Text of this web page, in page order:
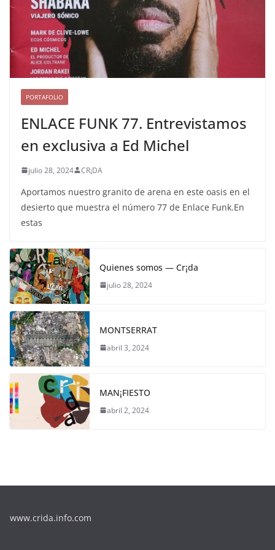
PORTAFOLIO
ENLACE FUNK 77. Entrevistamos
en exclusiva a Ed Michel
julio 28, 2024 CR¡DA
Aportamos nuestro granito de arena en este oasis en el
desierto que muestra el número 77 de Enlace Funk.En
estas
Quienes somos — Cr¡da
julio 28, 2024
MONTSERRAT
abril 3, 2024
MAN¡FIESTO
abril 2, 2024
www.crida.info.com